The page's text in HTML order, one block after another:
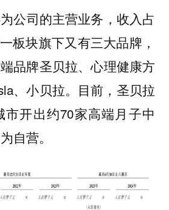
为公司的主营业务，收入占
板块旗下又有三大品牌，
品牌圣贝拉、心理健康方
、小贝拉。目前，圣贝拉
市开出约70家高端月子中
自营。